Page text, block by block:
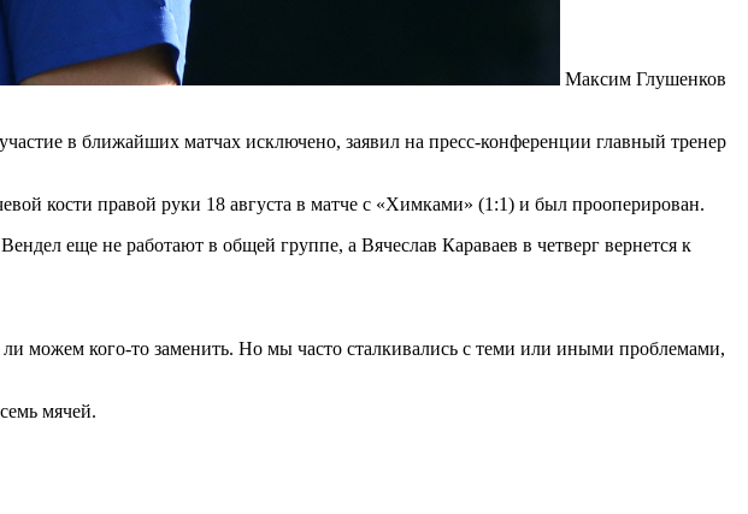
Максим Глушенков
в ближайших матчах исключено, заявил на пресс-конференции главный тренер
кости правой руки 18 августа в матче с «Химками» (1:1) и был прооперирован.
еще не работают в общей группе, а Вячеслав Караваев в четверг вернется к
можем кого-то заменить. Но мы часто сталкивались с теми или иными проблемами,
мячей.